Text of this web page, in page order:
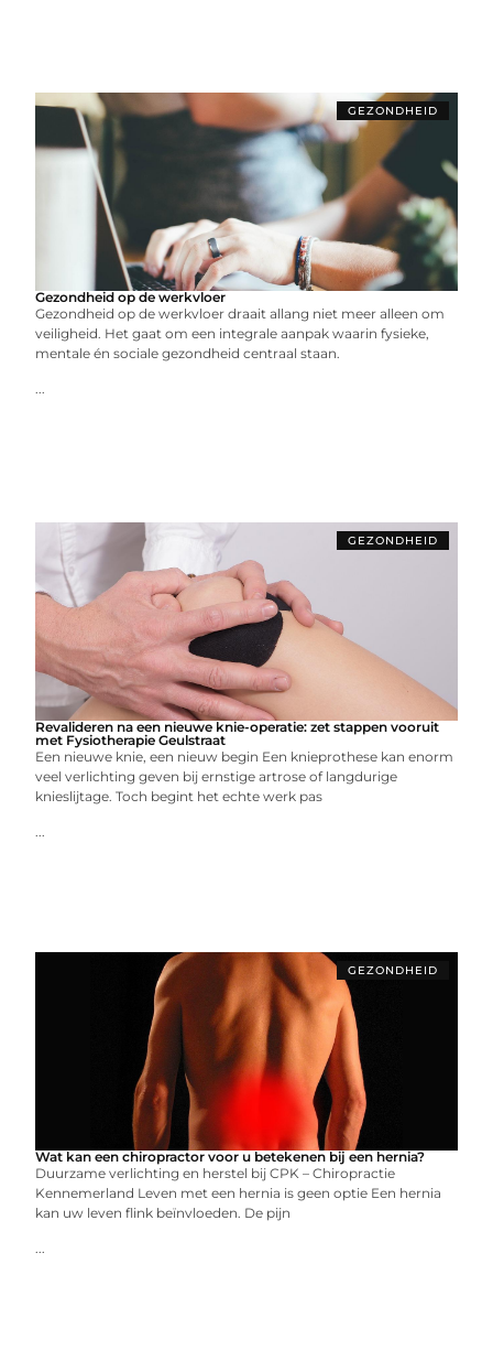
GEZONDHEID
Gezondheid op de werkvloer
Gezondheid op de werkvloer draait allang niet meer alleen om
veiligheid. Het gaat om een integrale aanpak waarin fysieke,
mentale én sociale gezondheid centraal staan.
...
GEZONDHEID
Revalideren na een nieuwe knie-operatie: zet stappen vooruit
met Fysiotherapie Geulstraat
Een nieuwe knie, een nieuw begin Een knieprothese kan enorm
veel verlichting geven bij ernstige artrose of langdurige
knieslijtage. Toch begint het echte werk pas
...
GEZONDHEID
Wat kan een chiropractor voor u betekenen bij een hernia?
Duurzame verlichting en herstel bij CPK – Chiropractie
Kennemerland Leven met een hernia is geen optie Een hernia
kan uw leven flink beïnvloeden. De pijn
...